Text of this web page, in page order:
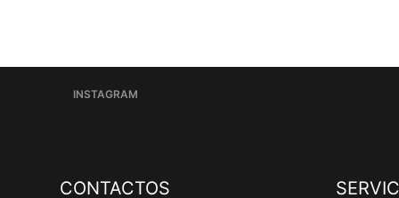
INSTAGRAM
CONTACTOS